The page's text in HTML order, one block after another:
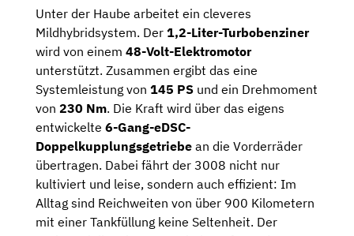
Unter der Haube arbeitet ein cleveres
Mildhybridsystem. Der 1,2-Liter-Turbobenziner
wird von einem 48-Volt-Elektromotor
unterstützt. Zusammen ergibt das eine
Systemleistung von 145 PS und ein Drehmoment
von 230 Nm. Die Kraft wird über das eigens
entwickelte 6-Gang-eDSC-
Doppelkupplungsgetriebe an die Vorderräder
übertragen. Dabei fährt der 3008 nicht nur
kultiviert und leise, sondern auch effizient: Im
Alltag sind Reichweiten von über 900 Kilometern
mit einer Tankfüllung keine Seltenheit. Der